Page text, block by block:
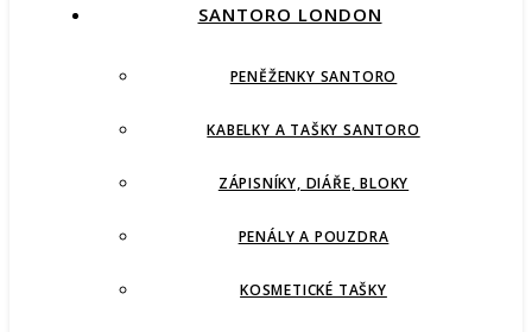
SANTORO LONDON
PENĚŽENKY SANTORO
KABELKY A TAŠKY SANTORO
ZÁPISNÍKY, DIÁŘE, BLOKY
PENÁLY A POUZDRA
KOSMETICKÉ TAŠKY